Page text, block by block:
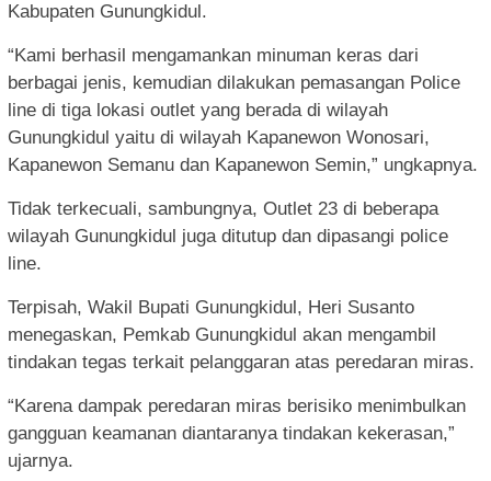
Kabupaten Gunungkidul.
“Kami berhasil mengamankan minuman keras dari
berbagai jenis, kemudian dilakukan pemasangan Police
line di tiga lokasi outlet yang berada di wilayah
Gunungkidul yaitu di wilayah Kapanewon Wonosari,
Kapanewon Semanu dan Kapanewon Semin,” ungkapnya.
Tidak terkecuali, sambungnya, Outlet 23 di beberapa
wilayah Gunungkidul juga ditutup dan dipasangi police
line.
Terpisah, Wakil Bupati Gunungkidul, Heri Susanto
menegaskan, Pemkab Gunungkidul akan mengambil
tindakan tegas terkait pelanggaran atas peredaran miras.
“Karena dampak peredaran miras berisiko menimbulkan
gangguan keamanan diantaranya tindakan kekerasan,”
ujarnya.